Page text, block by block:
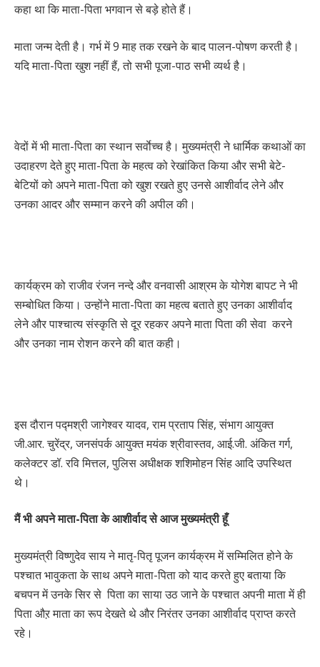
कहा था कि माता-पिता भगवान से बड़े होते हैं।
माता जन्म देती है। गर्भ में 9 माह तक रखने के बाद पालन-पोषण करती है।
यदि माता-पिता खुश नहीं हैं, तो सभी पूजा-पाठ सभी व्यर्थ है।
वेदों में भी माता-पिता का स्थान सर्वाेच्च है। मुख्यमंत्री ने धार्मिक कथाओं का
उदाहरण देते हुए माता-पिता के महत्व को रेखांकित किया और सभी बेटे-
बेटियों को अपने माता-पिता को खुश रखते हुए उनसे आशीर्वाद लेने और
उनका आदर और सम्मान करने की अपील की।
कार्यक्रम को राजीव रंजन नन्दे और वनवासी आश्रम के योगेश बापट ने भी
सम्बोधित किया। उन्होंने माता-पिता का महत्व बताते हुए उनका आशीर्वाद
लेने और पाश्चात्य संस्कृति से दूर रहकर अपने माता पिता की सेवा करने
और उनका नाम रोशन करने की बात कही।
इस दौरान पद्मश्री जागेश्वर यादव, राम प्रताप सिंह, संभाग आयुक्त
जी.आर. चुरेंद्र, जनसंपर्क आयुक्त मयंक श्रीवास्तव, आई.जी. अंकित गर्ग,
कलेक्टर डॉ. रवि मित्तल, पुलिस अधीक्षक शशिमोहन सिंह आदि उपस्थित
थे।
मैं भी अपने माता-पिता के आशीर्वाद से आज मुख्यमंत्री हूँ
मुख्यमंत्री विष्णुदेव साय ने मातृ-पितृ पूजन कार्यक्रम में सम्मिलित होने के
पश्चात भावुकता के साथ अपने माता-पिता को याद करते हुए बताया कि
बचपन में उनके सिर से पिता का साया उठ जाने के पश्चात अपनी माता में ही
पिता औऱ माता का रूप देखते थे और निरंतर उनका आशीर्वाद प्राप्त करते
रहे।